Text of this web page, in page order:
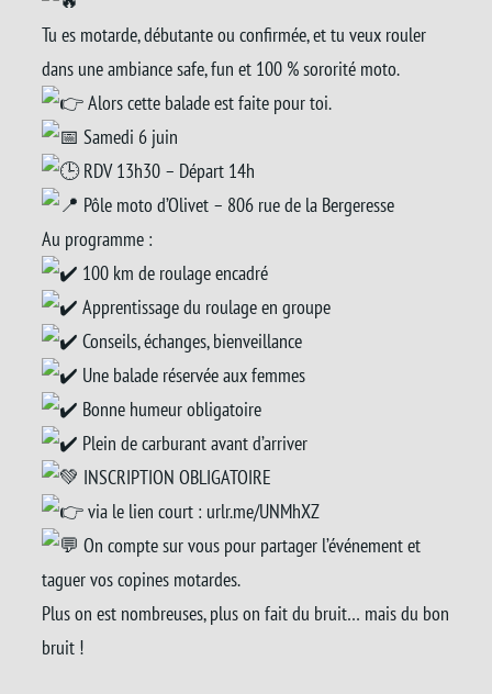
Tu es motarde, débutante ou confirmée, et tu veux rouler
dans une ambiance safe, fun et 100 % sororité moto.
Alors cette balade est faite pour toi.
Samedi 6 juin
RDV 13h30 – Départ 14h
Pôle moto d’Olivet – 806 rue de la Bergeresse
Au programme :
100 km de roulage encadré
Apprentissage du roulage en groupe
Conseils, échanges, bienveillance
Une balade réservée aux femmes
Bonne humeur obligatoire
Plein de carburant avant d’arriver
INSCRIPTION OBLIGATOIRE
via le lien court : urlr.me/UNMhXZ
On compte sur vous pour partager l’événement et
taguer vos copines motardes.
Plus on est nombreuses, plus on fait du bruit… mais du bon
bruit !